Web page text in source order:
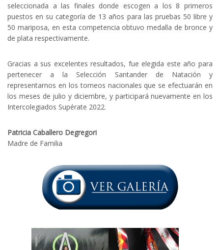
seleccionada a las finales donde escogen a los 8 primeros
puestos en su categoría de 13 años para las pruebas 50 libre y
50 mariposa, en esta competencia obtuvo medalla de bronce y
de plata respectivamente.
Gracias a sus excelentes resultados, fue elegida este año para
pertenecer a la Selección Santander de Natación y
representarnos en los torneos nacionales que se efectuarán en
los meses de julio y diciembre, y participará nuevamente en los
Intercolegiados Supérate 2022.
Patricia Caballero Degregori
Madre de Familia